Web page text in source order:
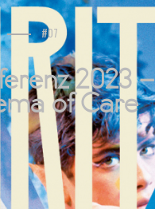
#07
2023 –
of Care